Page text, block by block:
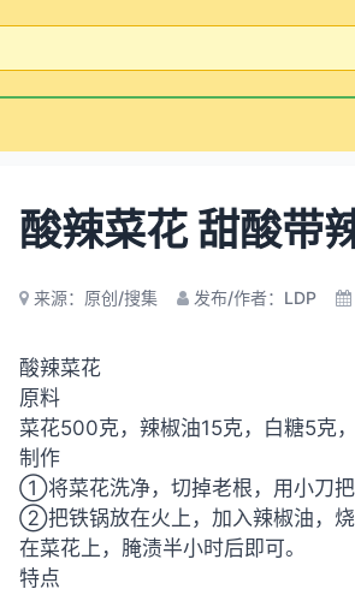
酸辣菜花 甜酸带
来源：原创/搜集 发布/作者：LDP
酸辣菜花
原料
菜花500克，辣椒油15克，白糖5克
制作
①将菜花洗净，切掉老根，用小刀把
②把铁锅放在火上，加入辣椒油，烧
在菜花上，腌渍半小时后即可。
特点